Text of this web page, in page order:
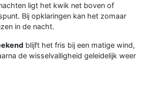
ligt het kwik net boven of
Bij opklaringen kan het zomaar
in de nacht.
blijft het fris bij een matige wind,
de wisselvalligheid geleidelijk weer